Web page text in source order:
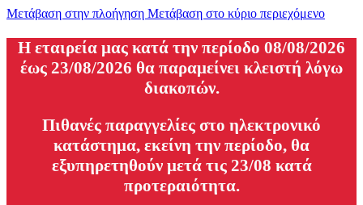
Μετάβαση στην πλοήγηση Μετάβαση στο κύριο περιεχόμενο
H εταιρεία μας κατά την περίοδο 08/08/2026
έως 23/08/2026 θα παραμείνει κλειστή λόγω
διακοπών.
Πιθανές παραγγελίες στο ηλεκτρονικό
κατάστημα, εκείνη την περίοδο, θα
εξυπηρετηθούν μετά τις 23/08 κατά
προτεραιότητα.